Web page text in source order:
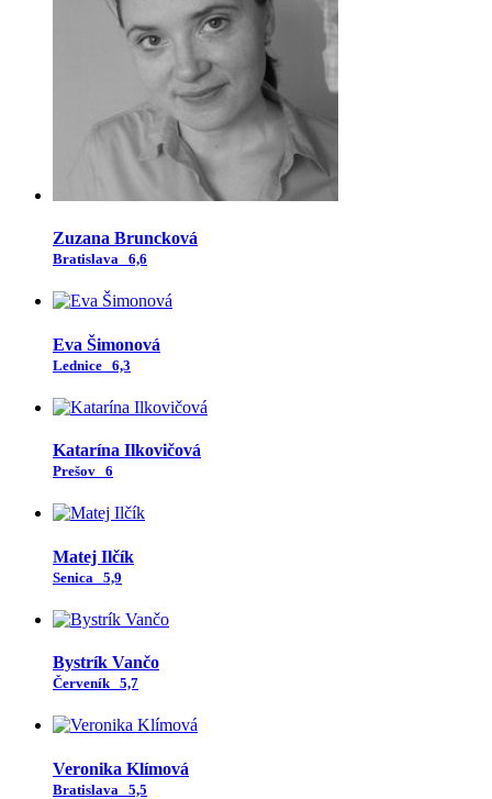
Zuzana Bruncková
Bratislava 6,6
Eva Šimonová
Lednice 6,3
Katarína Ilkovičová
Prešov 6
Matej Ilčík
Senica 5,9
Bystrík Vančo
Červeník 5,7
Veronika Klímová
Bratislava 5,5